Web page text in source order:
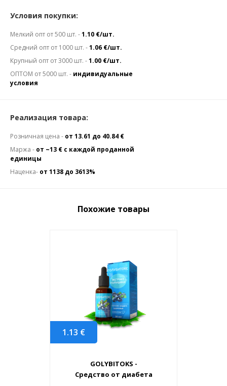
Условия покупки:
Мелкий опт от 500 шт. -1.10 €/шт.
Средний опт от 1000 шт. -1.06 €/шт.
Крупный опт от 3000 шт. -1.00 €/шт.
ОПТОМ от 5000 шт. - индивидуальные
условия
Реализация товара:
Розничная цена - от 13.61 до 40.84 €
Маржа - от ~13 € с каждой проданной
единицы
Наценка- от 1138 до 3613%
Похожие товары
1.13 €
GOLYBITOKS -
Средство от диабета